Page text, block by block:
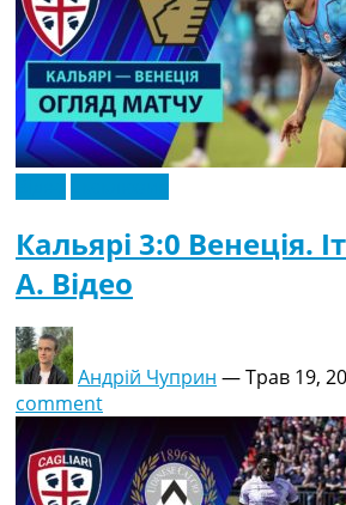
Кальярі 3:0 Венеція.
A. Відео
Андрій Чуприн —Трав 19,
comment